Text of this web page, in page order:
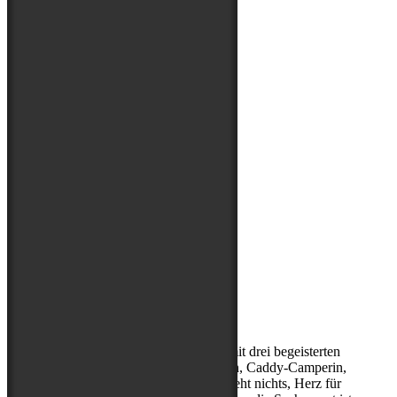
Kerstin, (Sport-)Hundephysio mit drei begeisterten
Abenteuerbegleitern, Entdeckerin, Caddy-Camperin,
ohne Cappuccino am Morgen geht nichts, Herz für